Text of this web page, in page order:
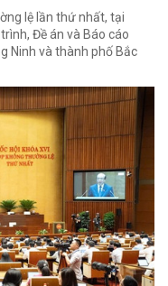
lệ lần thứ nhất, tại
Đề án và Báo cáo
Ninh và thành phố Bắc